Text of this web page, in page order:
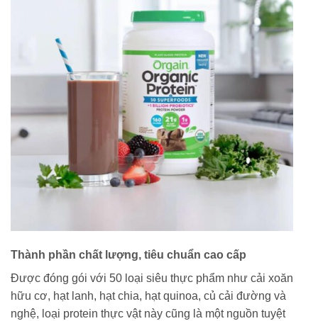
Thành phần chất lượng, tiêu chuẩn cao cấp
Được đóng gói với 50 loại siêu thực phẩm như cải xoăn
hữu cơ, hạt lanh, hạt chia, hạt quinoa, củ cải đường và
nghệ, loại protein thực vật này cũng là một nguồn tuyệt